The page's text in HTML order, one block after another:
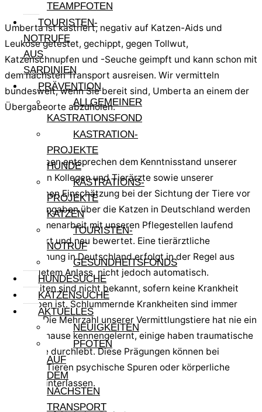
TEAMPFOTEN
TOURISTEN-
NOTRUFE
AUS
SARDINIEN
PRÄVENTION
ALLGEMEINER
KASTRATIONSFOND
KASTRATION-
PROJEKTE
HUNDE
KASTRATIONS-
PROJEKTE
KATZEN
TOURISTEN-
NOTRUF
GESUNDHEITSFONDS
HUNDESUCHE
KATZENSUCHE
AKTUELLES
NEUIGKEITEN
PFOTEN
AUF
DEM
NÄCHSTEN
TRANSPORT
Umberta ist kastriert, negativ auf Katzen-Aids und
Leukose getestet, gechippt, gegen Tollwut,
Katzenschnupfen und -Seuche geimpft und kann schon mit
dem nächsten Transport ausreisen. Wir vermitteln
bundesweit, wenn Sie bereit sind, Umberta an einem der
Übergabeorte abzuholen.
Alle Angaben entsprechen dem Kenntnisstand unserer
sardischen Kollegen und Tierärzte sowie unserer
persönlichen Einschätzung bei der Sichtung der Tiere vor
Ort. Die Angaben über die Katzen in Deutschland werden
in Zusammenarbeit mit unseren Pflegestellen laufend
aktualisiert und neu bewertet. Eine tierärztliche
Untersuchung in Deutschland erfolgt in der Regel aus
begründetem Anlass, nicht jedoch automatisch.
Krankheiten sind nicht bekannt, sofern keine Krankheit
angegeben ist. Schlummernde Krankheiten sind immer
möglich. Die Mehrzahl unserer Vermittlungstiere hat nie ein
festes Zuhause kennengelernt, einige haben traumatische
Ereignisse durchlebt. Diese Prägungen können bei
manchen Tieren psychische Spuren oder körperliche
Defizite hinterlassen.